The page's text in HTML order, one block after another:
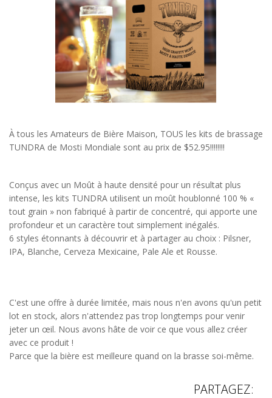
À tous les Amateurs de Bière Maison, TOUS les kits de brassage
TUNDRA de Mosti Mondiale sont au prix de $52.95!!!!!!!!
Conçus avec un Moût à haute densité pour un résultat plus
intense, les kits TUNDRA utilisent un moût houblonné 100 % «
tout grain » non fabriqué à partir de concentré, qui apporte une
profondeur et un caractère tout simplement inégalés.
6 styles étonnants à découvrir et à partager au choix : Pilsner,
IPA, Blanche, Cerveza Mexicaine, Pale Ale et Rousse.
C'est une offre à durée limitée, mais nous n'en avons qu'un petit
lot en stock, alors n'attendez pas trop longtemps pour venir
jeter un œil. Nous avons hâte de voir ce que vous allez créer
avec ce produit !
Parce que la bière est meilleure quand on la brasse soi-même.
PARTAGEZ: